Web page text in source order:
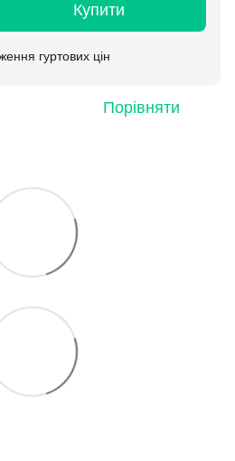
Купити
гуртових цін
Порівняти